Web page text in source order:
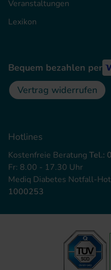
Veranstaltungen
Lexikon
Bequem bezahlen per
Vertrag widerrufen
Hotlines
Kostenfreie Beratung Tel.:
Fr: 8.00 - 17.30 Uhr
Mediq Diabetes Notfall-
1000253